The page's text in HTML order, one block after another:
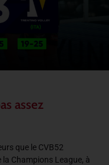
assez
que le CVB52
Champions League, à